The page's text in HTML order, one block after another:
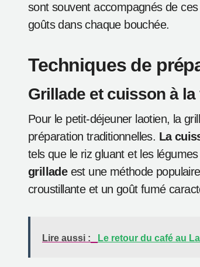
sont souvent accompagnés de
goûts dans chaque bouchée.
Techniques de
Grillade et cuisson à la
Pour le petit-déjeuner laotien, la
préparation traditionnelles. La
tels que le riz gluant et les
grilladeest une méthode
croustillante et un goût fumé
Lire aussi : Le retour du café au